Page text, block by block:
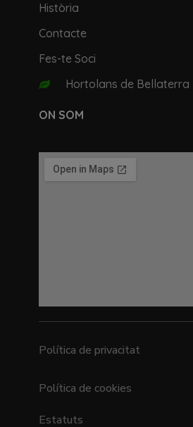
Història
Contacte
Fes-te Soci
Hortolans de Bellaterra
ON SOM
Política de privacitat
Política de cookies
Estatuts